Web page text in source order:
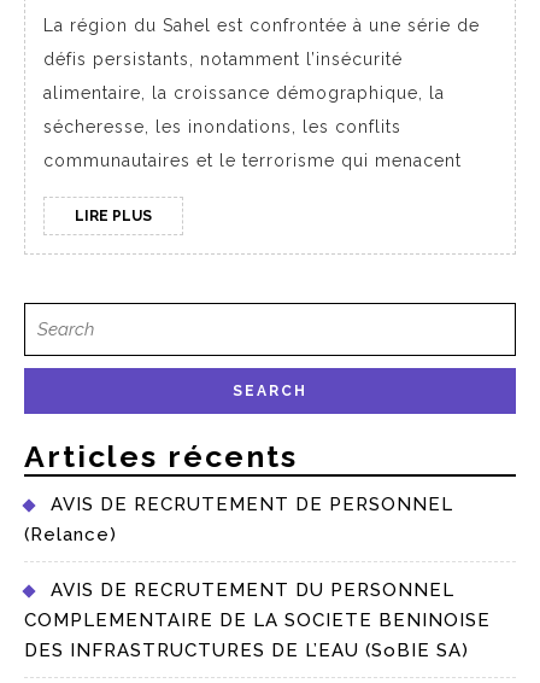
La région du Sahel est confrontée à une série de
défis persistants, notamment l’insécurité
alimentaire, la croissance démographique, la
sécheresse, les inondations, les conflits
communautaires et le terrorisme qui menacent
LIRE PLUS
Articles récents
AVIS DE RECRUTEMENT DE PERSONNEL
(Relance)
AVIS DE RECRUTEMENT DU PERSONNEL
COMPLEMENTAIRE DE LA SOCIETE BENINOISE
DES INFRASTRUCTURES DE L’EAU (SoBIE SA)